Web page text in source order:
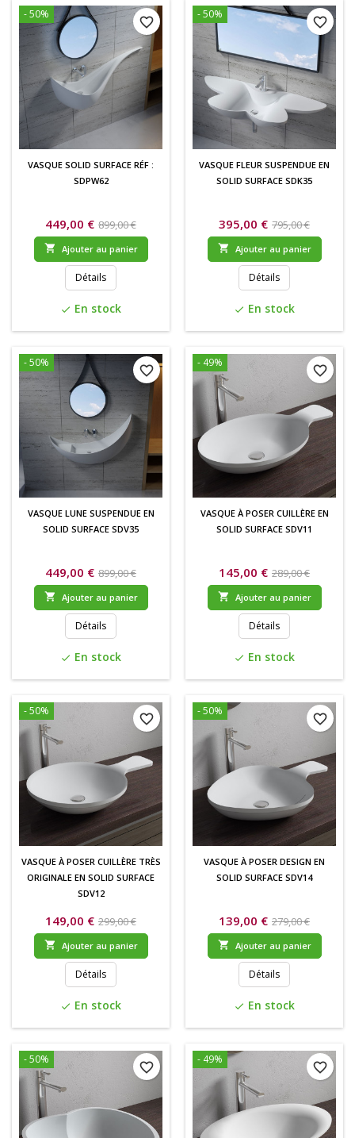
- 50%
VASQUE SOLID SURFACE RÉF :
SDPW62
449,00 € 899,00 €
 Ajouter au panier
Détails
check En stock
favorite_border
- 50%
VASQUE FLEUR SUSPENDUE EN
SOLID SURFACE SDK35
395,00 € 795,00 €
 Ajouter au panier
Détails
check En stock
favorite_border
- 50%
VASQUE LUNE SUSPENDUE EN
SOLID SURFACE SDV35
449,00 € 899,00 €
 Ajouter au panier
Détails
check En stock
favorite_border
- 49%
VASQUE À POSER CUILLÈRE EN
SOLID SURFACE SDV11
145,00 € 289,00 €
 Ajouter au panier
Détails
check En stock
favorite_border
- 50%
VASQUE À POSER CUILLÈRE TRÈS
ORIGINALE EN SOLID SURFACE
SDV12
149,00 € 299,00 €
 Ajouter au panier
Détails
check En stock
favorite_border
- 50%
VASQUE À POSER DESIGN EN
SOLID SURFACE SDV14
139,00 € 279,00 €
 Ajouter au panier
Détails
check En stock
favorite_border
- 50%
favorite_border
- 49%
favorite_border